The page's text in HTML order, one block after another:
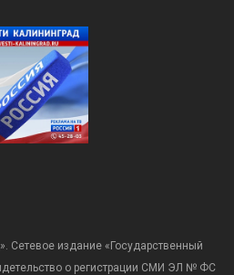
Сетевое издание «Государственный
о регистрации СМИ ЭЛ № ФС